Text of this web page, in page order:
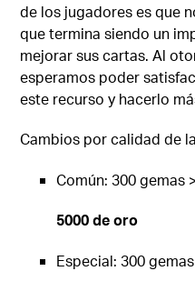
de los jugadores es que
que termina siendo un
mejorar sus cartas. Al
esperamos poder
este recurso y hacerlo
Cambios por calidad de
Común: 300 gemas
5000 de oro
Especial: 300